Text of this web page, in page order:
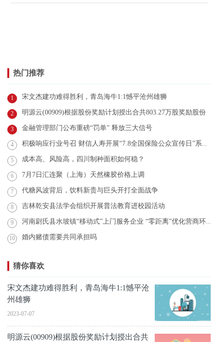
热门推荐
1 宋文杰建功难得胜利，青岛海牛1:1憾平沧州雄狮
2 明源云(00909)根据股份奖励计划授出合共803.27万股奖励股份
3 金融管理部门公布重磅“罚单” 释放三大信号
4 积极响应行业号召 财信人寿开展“7.8全国保险公众宣传日”系列活动
5 成本高、风险高，四川制种面积如何稳？
6 7月7日汇连聚（上海）天然橡胶价格上调
7 代糖风波背后，饮料新贵与巨头开打全面战争
8 吉林乾安县法学会组织开展普法教育进校园活动
9 河南尉氏县水坡镇“移动式”上门服务企业 “零距离”优化营商环境
10 婚内赌债需要共同承担吗
猜你喜欢
宋文杰建功难得胜利，青岛海牛1:1憾平沧
州雄狮
2023-07-07
明源云(00909)根据股份奖励计划授出合共